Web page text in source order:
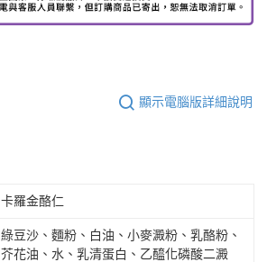
顯示電腦版詳細說明
卡羅金酪仁
綠豆沙、麵粉、白油、小麥澱粉、乳酪粉、
芥花油、水、乳清蛋白、乙醯化磷酸二澱